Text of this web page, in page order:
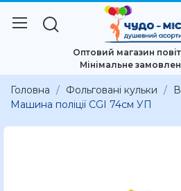
Оптовий магазин
Мінімальне
Головна Фольговані кульки
Машина поліції CGI 74см УП